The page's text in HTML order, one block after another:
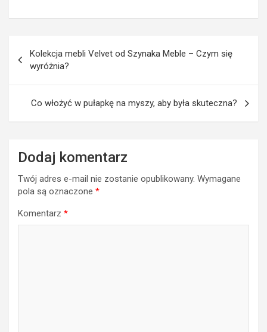
wpisu
Kolekcja mebli Velvet od Szynaka Meble – Czym się
wyróżnia?
Co włożyć w pułapkę na myszy, aby była skuteczna?
Dodaj komentarz
Twój adres e-mail nie zostanie opublikowany. Wymagane
pola są oznaczone *
Komentarz *